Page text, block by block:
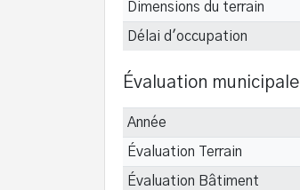
Dimensions du terrain
Délai d'occupation
Évaluation municipale
Année
Évaluation Terrain
Évaluation Bâtiment